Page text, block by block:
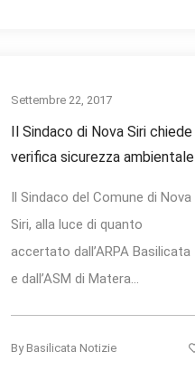
Settembre 22, 2017
Il Sindaco di Nova Siri chiede
verifica sicurezza ambientale
Il Sindaco del Comune di Nova
Siri, alla luce di quanto
accertato dall’ARPA Basilicata
e dall’ASM di Matera...
By Basilicata Notizie